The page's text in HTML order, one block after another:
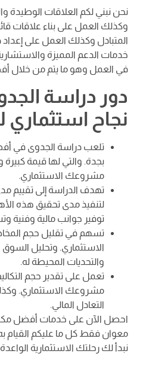
نحن نبني لكم العلاقات الوطيدة
وكذلك العمل على بناء علاقات
المتبادل وكذلك العمل على
خدمات الدعم المميزة
في العمل وهو ما يتم من خلال
دور دراسة
نجاح
تلعب دراسة الجدوى في
بجدة. والتي لها قيمة كبيرة
مشروعك الاستثماري.
تهدف الدراسة إلى تقييم
لتنفيذ مدى تحقيق هذه
توفير جوانب مالية وفنية
تسهم في تقليل حجم
الاستثماري. وتحليل
والتحديات المحيطة له.
تعمل على تقدير حجم
مشروعك الاستثماري.
التعادل المالي.
احصل الآن على خدمات أفضل
معوان فقط كل ما عليكم القيام
نبدأ لك رحلتك الاستثمارية